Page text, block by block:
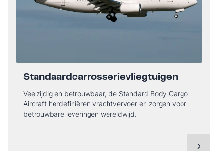
Standaardcarrosserievliegtuigen
Veelzijdig en betrouwbaar, de Standard Body Cargo
Aircraft herdefiniëren vrachtvervoer en zorgen voor
betrouwbare leveringen wereldwijd.